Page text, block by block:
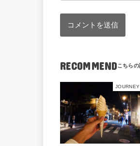
RECOMMEND
JOURNEY